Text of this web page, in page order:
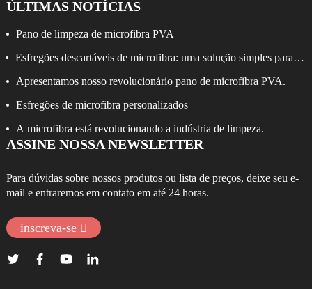
ÚLTIMAS NOTÍCIAS
Pano de limpeza de microfibra PVA
Esfregões descartáveis ​​de microfibra: uma solução simples para
Apresentamos nosso revolucionário pano de microfibra PVA.
Esfregões de microfibra personalizados
A microfibra está revolucionando a indústria de limpeza.
ASSINE NOSSA NEWSLETTER
Para dúvidas sobre nossos produtos ou lista de preços, deixe seu e-
mail e entraremos em contato em até 24 horas.
inscreva-se